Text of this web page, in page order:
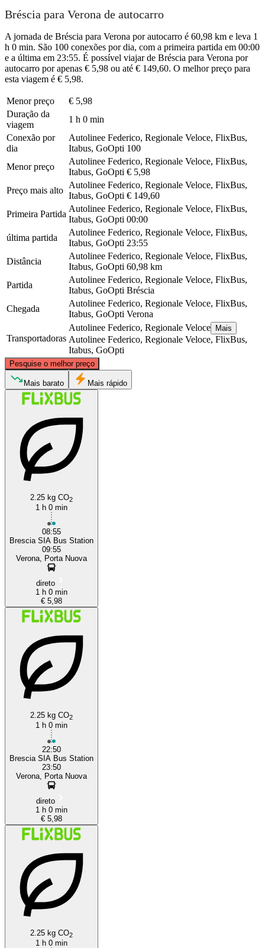
Bréscia para Verona de autocarro
A jornada de Bréscia para Verona por autocarro é 60,98 km e leva 1
h 0 min. São 100 conexões por dia, com a primeira partida em 00:00
e a última em 23:55. É possível viajar de Bréscia para Verona por
autocarro por apenas € 5,98 ou até € 149,60. O melhor preço para
esta viagem é € 5,98.
Menor preço
€ 5,98
Duração da
viagem
1 h 0 min
Conexão por
dia
Autolinee Federico, Regionale Veloce, FlixBus,
Itabus, GoOpti 100
Menor preço
Autolinee Federico, Regionale Veloce, FlixBus,
Itabus, GoOpti € 5,98
Preço mais alto
Autolinee Federico, Regionale Veloce, FlixBus,
Itabus, GoOpti € 149,60
Primeira Partida
Autolinee Federico, Regionale Veloce, FlixBus,
Itabus, GoOpti 00:00
última partida
Autolinee Federico, Regionale Veloce, FlixBus,
Itabus, GoOpti 23:55
Distância
Autolinee Federico, Regionale Veloce, FlixBus,
Itabus, GoOpti 60,98 km
Partida
Autolinee Federico, Regionale Veloce, FlixBus,
Itabus, GoOpti Bréscia
Chegada
Autolinee Federico, Regionale Veloce, FlixBus,
Itabus, GoOpti Verona
Transportadoras
Autolinee Federico, Regionale Veloce Mais
Autolinee Federico, Regionale Veloce, FlixBus,
Itabus, GoOpti
Pesquise o melhor preço
Brescia
Mais barato Mais rápido
2.25 kg CO2
1 h 0 min
08:55
Brescia SIA Bus Station
09:55
Verona, Porta Nuova
direto
1 h 0 min
€ 5,98
2.25 kg CO2
1 h 0 min
22:50
Brescia SIA Bus Station
23:50
Verona, Porta Nuova
direto
1 h 0 min
€ 5,98
2.25 kg CO2
1 h 0 min